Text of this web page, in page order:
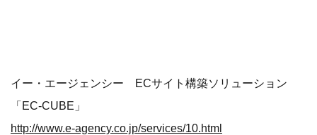
イー・エージェンシー ECサイト構築ソリューション
「EC-CUBE」
http://www.e-agency.co.jp/services/10.html